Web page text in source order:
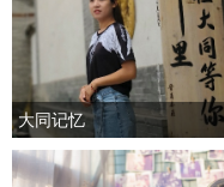
大同记忆